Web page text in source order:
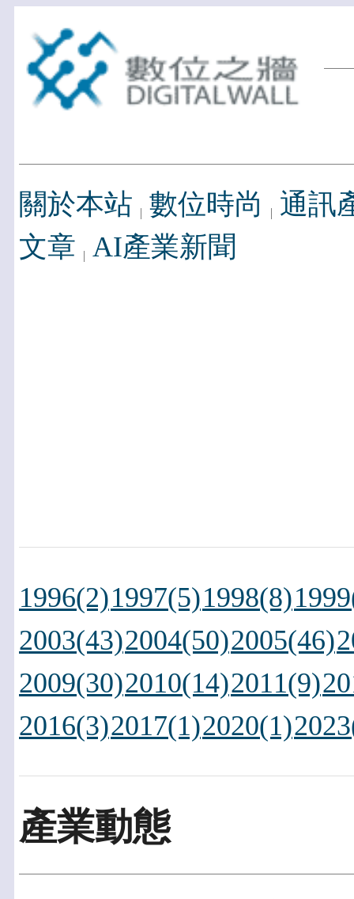
關於本站 數位時尚
通訊
文章 AI產業新聞
1996(2)1997(5)1998(8)
2003(43)2004(50)2005(46)
2009(30)2010(14)2011(9)
2016(3)2017(1)2020(1)
產業動態